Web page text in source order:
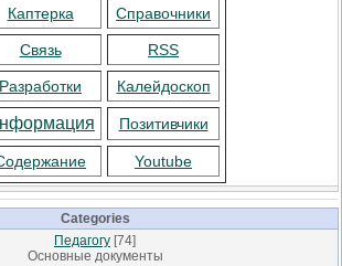
Каптерка Справочники
Связь RSS
Разработки Калейдоскоп
Позитивчики
Youtube
Categories
Педагогу [74]
Основные документы